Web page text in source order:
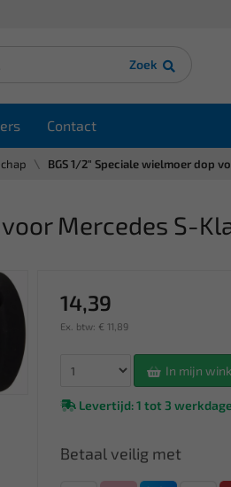
Zoek
Contact
BGS 1/2" Speciale wielmoer dop
Mercedes S-
14,39
Ex. btw: € 11,89
In mijn
Levertijd: 1 tot 3
Betaal veilig met